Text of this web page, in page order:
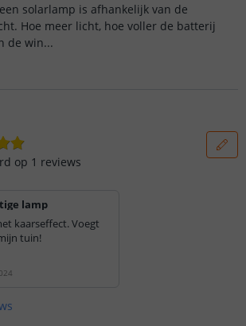
solarlamp is afhankelijk van de
Hoe meer licht, hoe voller de batterij
de win...
op 1 reviews
lamp
kaarseffect. Voegt
tuin!